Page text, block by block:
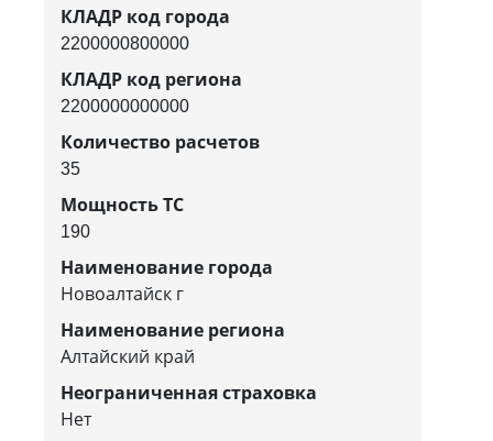
КЛАДР код города
2200000800000
КЛАДР код региона
2200000000000
Количество расчетов
35
Мощность ТС
190
Наименование города
Новоалтайск г
Наименование региона
Алтайский край
Неограниченная страховка
Нет